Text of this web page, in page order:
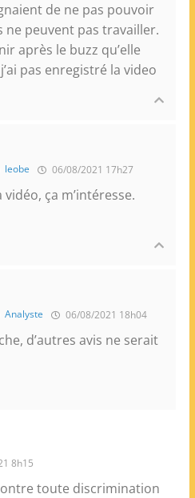
de ne pas pouvoir
ne peuvent pas travailler.
après le buzz qu’elle
pas enregistré la video
leobe 06/08/2021 17h27
ça m’intéresse.
Analyste 06/08/2021 18h04
d’autres avis ne serait
8h15
toute discrimination